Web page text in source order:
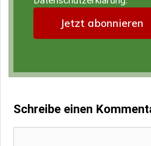
Schreibe einen